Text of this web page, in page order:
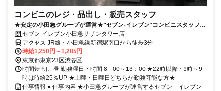
コンビニのレジ・品出し・販売スタッフ
★安定の小田急グループが運営★“セブン-イレブン”コンビニスタッフの
お仕事♪
セブン-イレブン小田急サザンタワー店
アクセス JR線・小田急線新宿駅南口から徒歩3分
時給1,250円～1,285円
東京都東京23区渋谷区
時間帯 朝、昼 勤務曜日・時間 8：00～13：00 ★22時以降・6時～9
時は時給25％UP ★土曜・日曜日どちらか勤務可能な方★
仕事情報 ● 仕事内容 ★小田急グループが運営するセブン－イレブン